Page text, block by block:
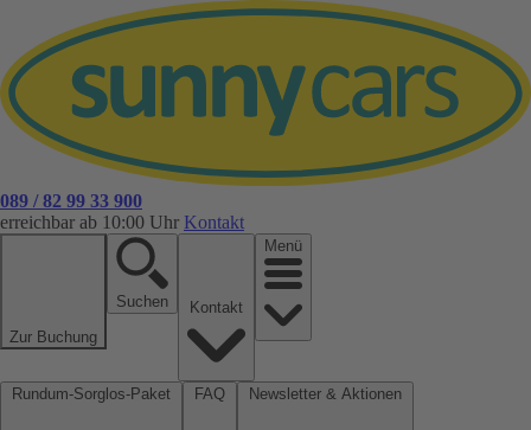
089 / 82 99 33 900
erreichbar ab 10:00 Uhr Kontakt
Zur Buchung
Suchen
Menü